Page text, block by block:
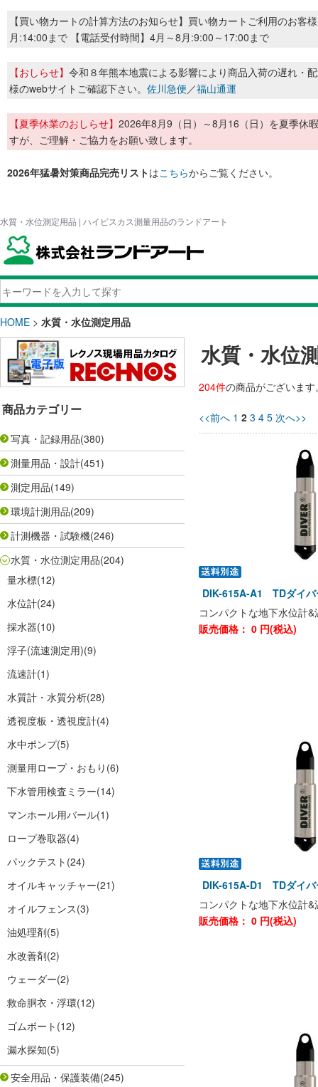
【買い物カートの計算方法のお知らせ】買い物カートご利用のお客
月:14:00まで 【電話受付時間】4月～8月:9:00～17:00まで
【おしらせ】 令和８年熊本地震による影響により商品入荷の遅れ・
様のwebサイトご確認下さい。 佐川急便／福山通運
【夏季休業のおしらせ】 2026年8月9（日）～8月16（日）を夏季休
すが、ご理解・ご協力をお願い致します。
2026年猛暑対策商品完売リストはこちらからご覧ください。
水質・水位測定用品 | ハイビスカス測量用品のランドアート
HOME > 水質・水位測定用品
商品カテゴリー
写真・記録用品(380)
測量用品・設計(451)
測定用品(149)
環境計測用品(209)
計測機器・試験機(246)
水質・水位測定用品(204)
量水標(12)
水位計(24)
採水器(10)
浮子(流速測定用)(9)
流速計(1)
水質計・水質分析(28)
透視度板・透視度計(4)
水中ポンプ(5)
測量用ロープ・おもり (6)
下水管用検査ミラー(14)
マンホール用バール(1)
ロープ巻取器(4)
パックテスト (24)
オイルキャッチャー(21)
オイルフェンス(3)
油処理剤(5)
水改善剤(2)
ウェーダー(2)
救命胴衣・浮環(12)
ゴムボート (12)
漏水探知(5)
安全用品・保護装備(245)
水質・水位
204件の商品がございます
<<前へ 1 2 3 4 5 次へ>>
DIK-615A-A1 TDダイ
コンパクトな地下水位計&
販売価格： 0 円(税込)
DIK-615A-D1 TDダイ
コンパクトな地下水位計&
販売価格： 0 円(税込)